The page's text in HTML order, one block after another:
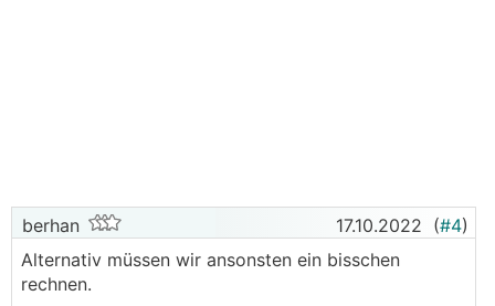
berhan 17.10.2022 (#4)
Alternativ müssen wir ansonsten ein bisschen
rechnen.